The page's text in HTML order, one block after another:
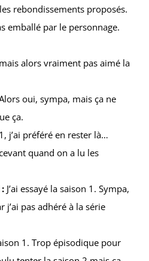
rebondissements proposés.
emballé par le personnage.
alors vraiment pas aimé la
oui, sympa, mais ça ne
ça.
j’ai préféré en rester là…
quand on a lu les
J’ai essayé la saison 1. Sympa,
pas adhéré à la série
1. Trop épisodique pour